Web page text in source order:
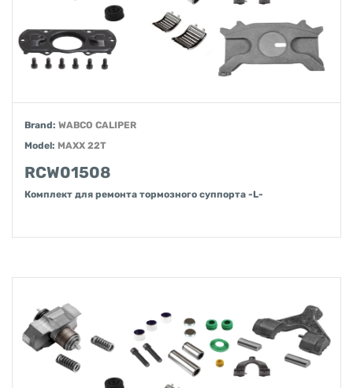
Brand: WABCO CALIPER
Model: MAXX 22T
RCW01508
Комплект для ремонта тормозного суппорта -L-